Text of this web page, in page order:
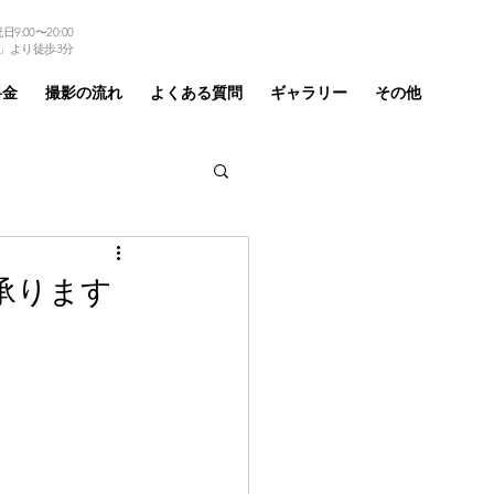
9:00〜20:00
より徒歩3分
撮影の流れ よくある質問 ギャラリー その他
ります